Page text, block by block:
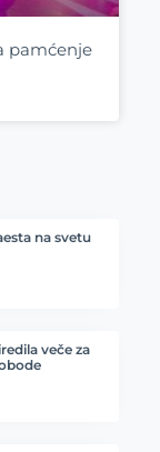
pamćenje
na svetu
veče za